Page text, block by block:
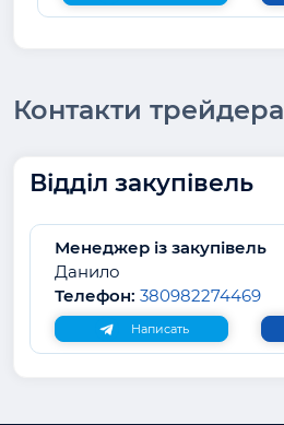
Контакти трейдера
Відділ закупівель
Менеджер із закупівель
Данило
Телефон: 380982274469
Написать